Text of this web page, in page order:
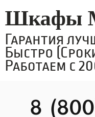
Шкафы
Гарантия
Быстро
Работаем с
8